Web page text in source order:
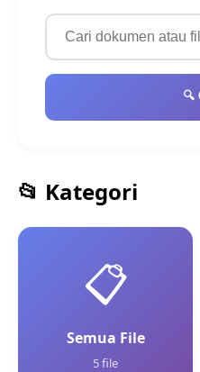
🔍
📂 Kategori
📋
Semua File
5 file